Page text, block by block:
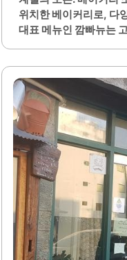
게..
위치한 베이커리로, 다
대표 메뉴인 깜빠뉴는
고 든든한 식사 대용으
당한 단맛과 고급스러
있습니다. 계절의 오븐
다양한 빵도 만나볼 수
다. 빵의 크기가 넉넉하
있습니다.사장님의 친
나입니다. 빵의 질감과
사용하여 맛의 깊이를